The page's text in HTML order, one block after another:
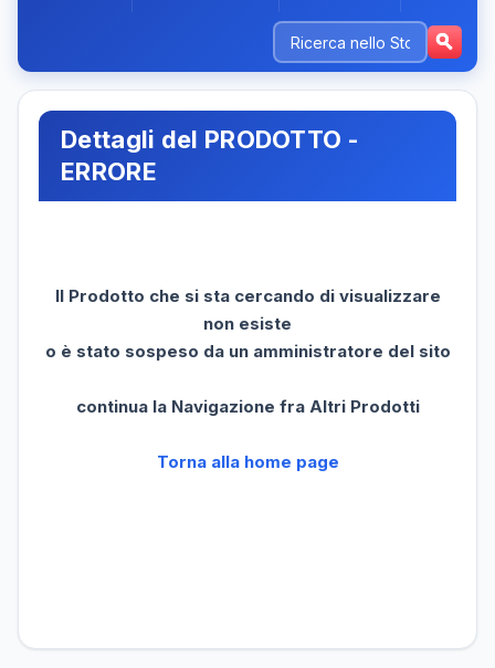
Dettagli del PRODOTTO -
ERRORE
Il Prodotto che si sta cercando di visualizzare
non esiste
o è stato sospeso da un amministratore del sito
continua la Navigazione fra Altri Prodotti
Torna alla home page